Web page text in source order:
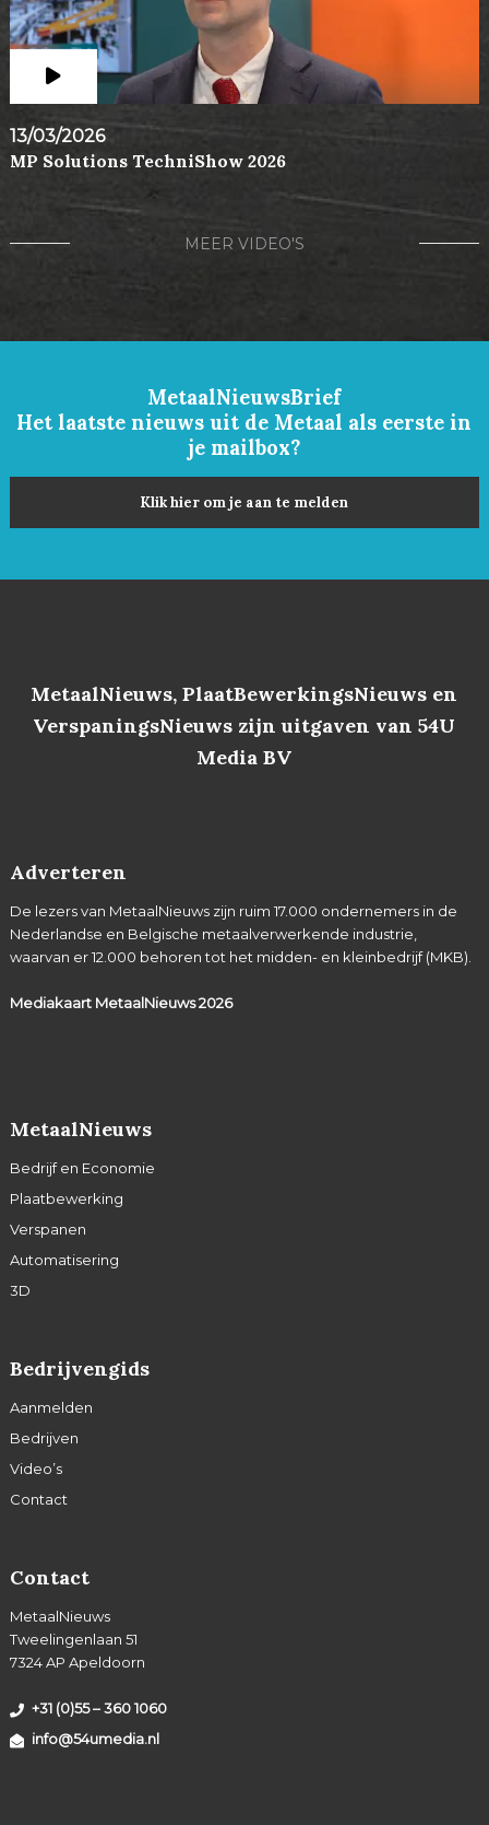
13/03/2026
MP Solutions TechniShow 2026
MEER VIDEO'S
MetaalNieuwsBrief
Het laatste nieuws uit de Metaal als eerste in
je mailbox?
Klik hier om je aan te melden
MetaalNieuws, PlaatBewerkingsNieuws en
VerspaningsNieuws zijn uitgaven van 54U
Media BV
Adverteren
De lezers van MetaalNieuws zijn ruim 17.000 ondernemers in de
Nederlandse en Belgische metaalverwerkende industrie,
waarvan er 12.000 behoren tot het midden- en kleinbedrijf (MKB).
Mediakaart MetaalNieuws2026
MetaalNieuws
Bedrijf en Economie
Plaatbewerking
Verspanen
Automatisering
3D
Bedrijvengids
Aanmelden
Bedrijven
Video’s
Contact
Contact
MetaalNieuws
Tweelingenlaan 51
7324 AP Apeldoorn
+31 (0)55 – 360 1060
info@54umedia.nl